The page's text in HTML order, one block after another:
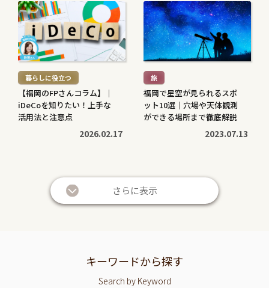
続
き
を
読
む
> 暮らしに役立つ
【福岡のFPさんコラム】｜
iDeCoを知りたい！上手な
活用法と注意点
2026.02.17
続
き
を
読
む
> 旅
福岡で星空が見られるスポ
ット10選｜穴場や天体観測
ができる場所まで徹底解説
2023.07.13
投資信託と株の違いは？仕
組みやリスク、利益などを
比較してわかりやすく解説
き
を
退職金は定期預金で運用す
べき？メリット・デメリッ
トと条件を解説
さらに表示
キーワードから探す
Search by Keyword